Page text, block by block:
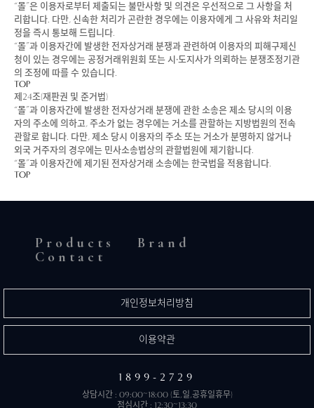
“몰”은 이용자로부터 제출되는 불만사항 및 의견은 우선적으로 그 사항을 처
리합니다. 다만, 신속한 처리가 곤란한 경우에는 이용자에게 그 사유와 처리일
정을 즉시 통보해 드립니다.
“몰”과 이용자간에 발생한 전자상거래 분쟁과 관련하여 이용자의 피해구제신
청이 있는 경우에는 공정거래위원회 또는 시·도지사가 의뢰하는 분쟁조정기관
의 조정에 따를 수 있습니다.
TOP
제24조(재판권 및 준거법)
“몰”과 이용자간에 발생한 전자상거래 분쟁에 관한 소송은 제소 당시의 이용
자의 주소에 의하고, 주소가 없는 경우에는 거소를 관할하는 지방법원의 전속
관할로 합니다. 다만, 제소 당시 이용자의 주소 또는 거소가 분명하지 않거나
외국 거주자의 경우에는 민사소송법상의 관할법원에 제기합니다.
“몰”과 이용자간에 제기된 전자상거래 소송에는 한국법을 적용합니다.
TOP
Products
Brand
Contact
개인정보처리방침
이용약관
1899-2729
상담시간 : 09:00~18:00 (토,일,공휴일휴무)
점심시간 : 12:30~13:30